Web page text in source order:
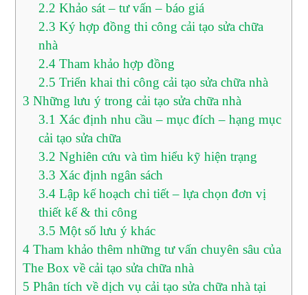
2.2 Khảo sát – tư vấn – báo giá
2.3 Ký hợp đồng thi công cải tạo sửa chữa
nhà
2.4 Tham khảo hợp đồng
2.5 Triển khai thi công cải tạo sửa chữa nhà
3 Những lưu ý trong cải tạo sửa chữa nhà
3.1 Xác định nhu cầu – mục đích – hạng mục
cải tạo sửa chữa
3.2 Nghiên cứu và tìm hiểu kỹ hiện trạng
3.3 Xác định ngân sách
3.4 Lập kế hoạch chi tiết – lựa chọn đơn vị
thiết kế & thi công
3.5 Một số lưu ý khác
4 Tham khảo thêm những tư vấn chuyên sâu của
The Box về cải tạo sửa chữa nhà
5 Phân tích về dịch vụ cải tạo sửa chữa nhà tại